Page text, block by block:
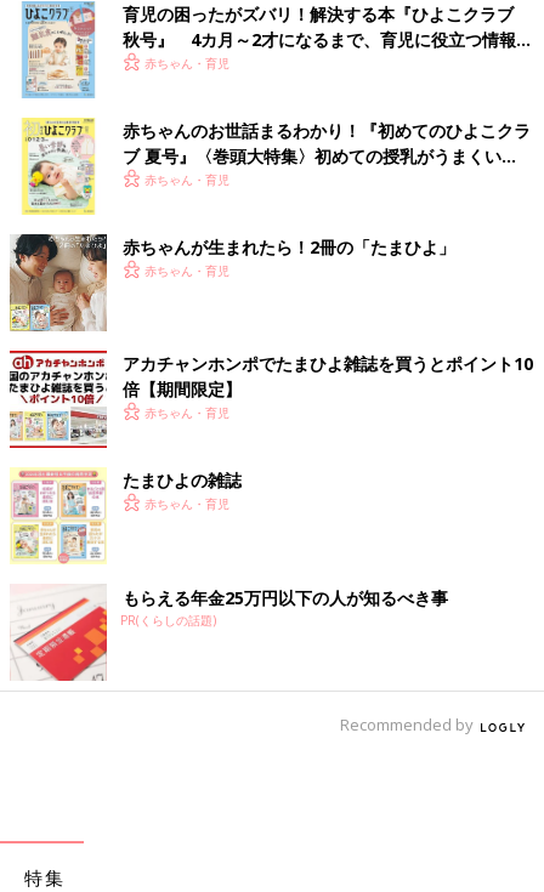
育児の困ったがズバリ！解決する本『ひよこクラブ
秋号』 4カ月～2才になるまで、育児に役立つ情報が
いっぱい！
赤ちゃん・育児
赤ちゃんのお世話まるわかり！『初めてのひよこクラ
ブ 夏号』〈巻頭大特集〉初めての授乳がうまくい
く！ おっぱい・ミルクの基本と夏のトラブル 解決テ
赤ちゃん・育児
赤ちゃんが生まれたら！2冊の「たまひよ」
赤ちゃん・育児
アカチャンホンポでたまひよ雑誌を買うとポイント10
倍【期間限定】
赤ちゃん・育児
たまひよの雑誌
赤ちゃん・育児
もらえる年金25万円以下の人が知るべき事
PR(くらしの話題)
Recommended by
特集